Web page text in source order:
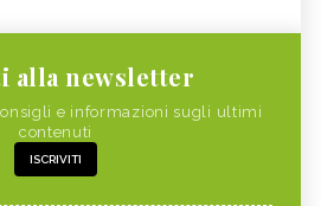
alla newsletter
e informazioni sugli ultimi
contenuti
ISCRIVITI